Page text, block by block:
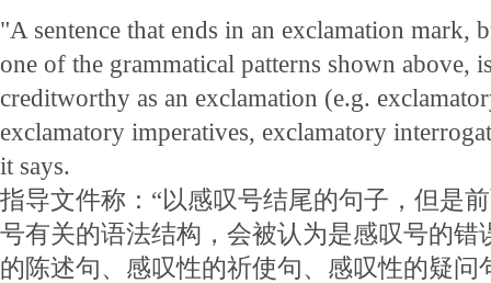
"A sentence that ends in an exclamation mark,
one of the grammatical patterns shown above,
creditworthy as an exclamation (e.g.
exclamatory imperatives, exclamatory
it says.
指导文件称：“以感叹号结尾的句子，但是
号有关的语法结构，会被认为是感叹号的错
的陈述句、感叹性的祈使句、感叹性的疑问